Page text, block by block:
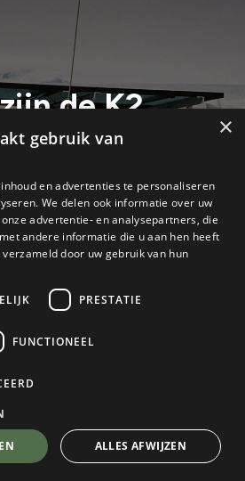
de K2
van 2026
niet altijd op grote
ze met een fietsroute in
blijft hangen in je hoofd of een
idee.
×
gebruik van
en advertenties te personaliseren
We delen ook informatie over uw
advertentie- en analysepartners, die
andere informatie die u aan hen heeft
door uw gebruik van hun
PRESTATIE
FUNCTIONEEL
ALLES AFWIJZEN